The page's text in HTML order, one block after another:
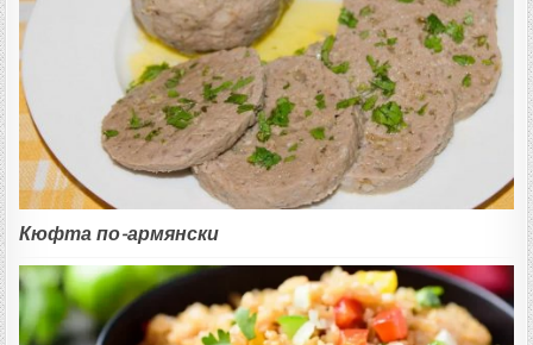
Кюфта по-армянски